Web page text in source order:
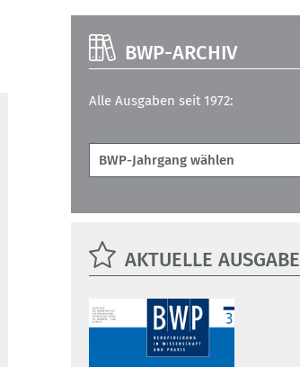
BWP-ARCHIV
Alle Ausgaben seit 1972:
AKTUELLE AUSGABE